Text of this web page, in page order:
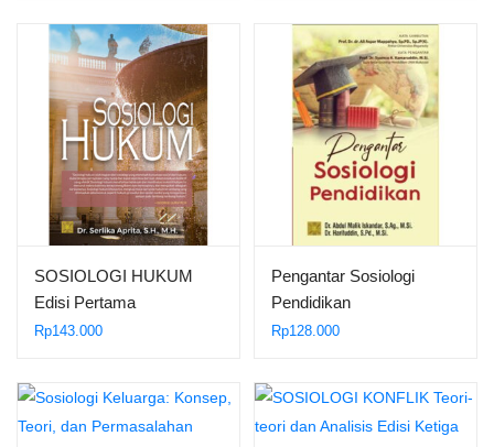
Modernisme – Ed Kedua
SOSIOLOGI HUKUM
Edisi Pertama
Rp143.000
Pengantar Sosiologi
Pendidikan
Rp128.000